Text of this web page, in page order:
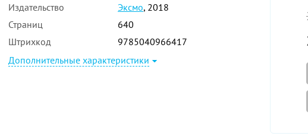
Издательство
Эксмо, 2018
Страниц
640
Штрихкод
9785040966417
Дополнительные характеристики